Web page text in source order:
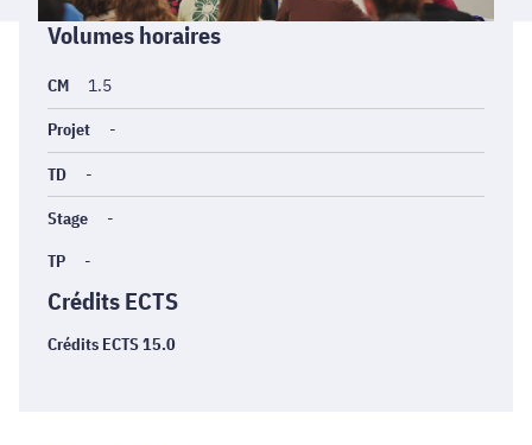
Informations
générales
Volumes horaires
CM 1.5
Projet -
TD -
Stage -
TP -
Crédits ECTS
Crédits ECTS 15.0